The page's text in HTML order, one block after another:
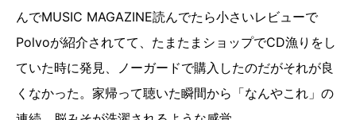
んでMUSIC MAGAZINE読んでたら小さいレビューで
Polvoが紹介されてて、たまたまショップでCD漁りをし
ていた時に発見、ノーガードで購入したのだがそれが良
くなかった。家帰って聴いた瞬間から「なんやこれ」の